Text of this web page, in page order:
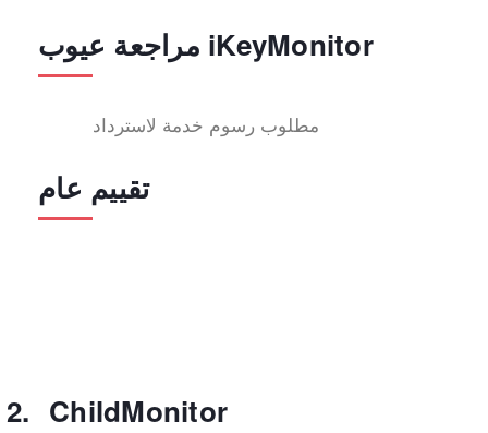
مراجعة عيوب iKeyMonitor
مطلوب رسوم خدمة لاسترداد
تقييم عام
ChildMonitor